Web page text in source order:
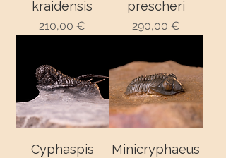
kraidensis
Precio
210,00 €
prescheri
Precio
290,00 €
Cyphaspis
Minicryphaeus